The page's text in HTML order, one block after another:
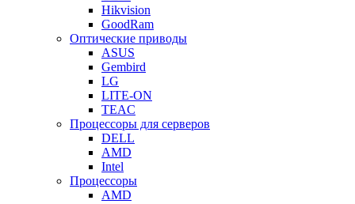
Hikvision
GoodRam
Оптические приводы
ASUS
Gembird
LG
LITE-ON
TEAC
Процессоры для серверов
DELL
AMD
Intel
Процессоры
AMD